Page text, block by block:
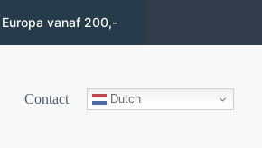
vanaf 200,-
Contact Dutch